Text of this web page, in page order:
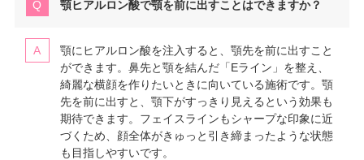
顎ヒアルロン酸で顎を前に出すことはできますか？
顎にヒアルロン酸を注入すると、顎先を前に出すこと
ができます。鼻先と顎を結んだ「Eライン」を整え、
綺麗な横顔を作りたいときに向いている施術です。顎
先を前に出すと、顎下がすっきり見えるという効果も
期待できます。フェイスラインもシャープな印象に近
づくため、顔全体がきゅっと引き締まったような状態
も目指しやすいです。